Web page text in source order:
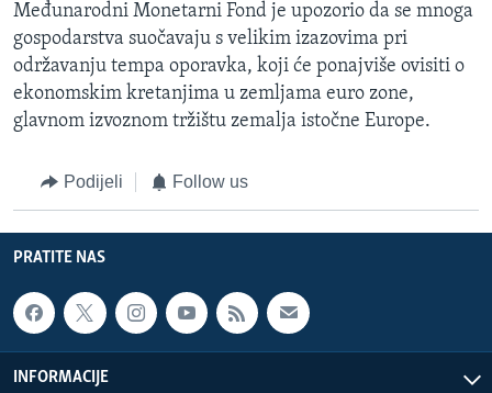
Međunarodni Monetarni Fond je upozorio da se mnoga
gospodarstva suočavaju s velikim izazovima pri
održavanju tempa oporavka, koji će ponajviše ovisiti o
ekonomskim kretanjima u zemljama euro zone,
glavnom izvoznom tržištu zemalja istočne Europe.
Podijeli Follow us
PRATITE NAS
INFORMACIJE